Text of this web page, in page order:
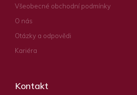
Všeobecné obchodní podmínky
O nás
Otázky a odpovědi
Kariéra
Kontakt